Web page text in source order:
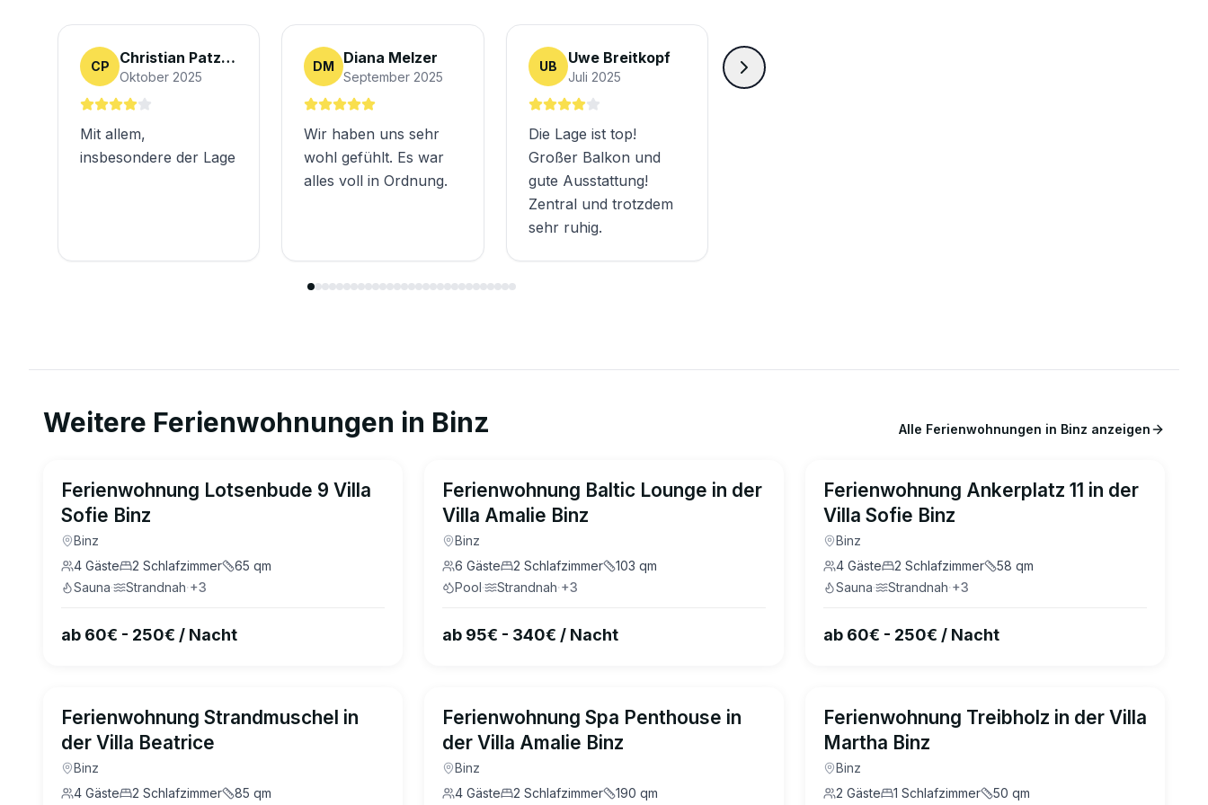
CP Christian Patzner
Oktober 2025
Mit allem,
insbesondere der Lage
DM Diana Melzer
September 2025
Wir haben uns sehr
wohl gefühlt. Es war
alles voll in Ordnung.
UB Uwe Breitkopf
Juli 2025
Die Lage ist top!
Großer Balkon und
gute Ausstattung!
Zentral und trotzdem
sehr ruhig.
Weitere Ferienwohnungen in Binz Alle Ferienwohnungen in Binz anzeigen
5.0
Ferienwohnung Lotsenbude 9 Villa
Sofie Binz
Binz
4 Gäste 2 Schlafzimmer 65 qm
Sauna· Strandnah·+3
ab 60€ - 250€ / Nacht
5.0
Ferienwohnung Baltic Lounge in der
Villa Amalie Binz
Binz
6 Gäste 2 Schlafzimmer 103 qm
Pool· Strandnah·+3
ab 95€ - 340€ / Nacht
4.9
Ferienwohnung Ankerplatz 11 in der
Villa Sofie Binz
Binz
4 Gäste 2 Schlafzimmer 58 qm
Sauna· Strandnah·+3
ab 60€ - 250€ / Nacht
Ferienwohnung Strandmuschel in
der Villa Beatrice
Binz
4 Gäste 2 Schlafzimmer 85 qm
4.9
Ferienwohnung Spa Penthouse in
der Villa Amalie Binz
Binz
4 Gäste 2 Schlafzimmer 190 qm
4.9(26
Ferienwohnung Treibholz in der Villa
Martha Binz
Binz
2 Gäste 1 Schlafzimmer 50 qm